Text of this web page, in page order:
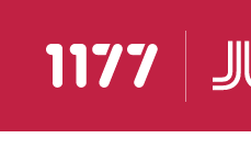
Till startsidan för 1177